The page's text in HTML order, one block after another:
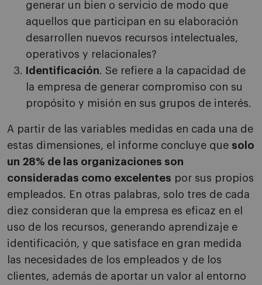
generar un bien o servicio de modo que
aquellos que participan en su elaboración
desarrollen nuevos recursos intelectuales,
operativos y relacionales?
Identificación. Se refiere a la capacidad de
la empresa de generar compromiso con su
propósito y misión en sus grupos de interés.
A partir de las variables medidas en cada una de
estas dimensiones, el informe concluye que solo
un 28% de las organizaciones son
consideradas como excelentes por sus propios
empleados. En otras palabras, solo tres de cada
diez consideran que la empresa es eficaz en el
uso de los recursos, generando aprendizaje e
identificación, y que satisface en gran medida
las necesidades de los empleados y de los
clientes, además de aportar un valor al entorno